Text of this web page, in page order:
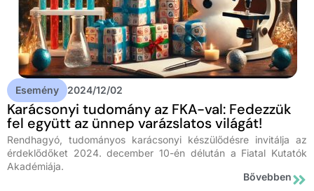
Esemény 2024/12/02
Karácsonyi tudomány az FKA-val: Fedezzük
fel együtt az ünnep varázslatos világát!
Rendhagyó, tudományos karácsonyi készülődésre invitálja az
érdeklődőket 2024. december 10-én délután a Fiatal Kutatók
Akadémiája.
Bővebben